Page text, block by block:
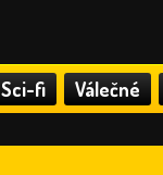
Sci-fi Válečné